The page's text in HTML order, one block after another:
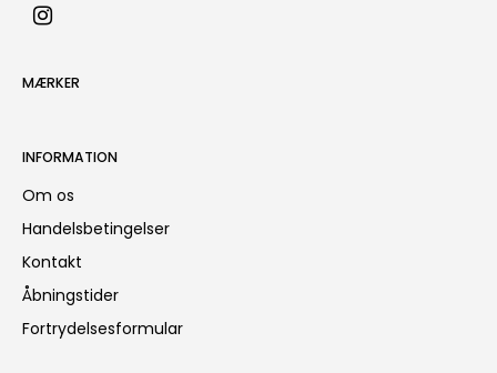
MÆRKER
INFORMATION
Om os
Handelsbetingelser
Kontakt
Åbningstider
Fortrydelsesformular